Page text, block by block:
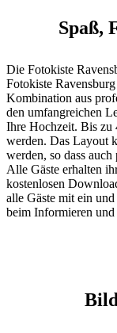
Spaß,
Die Fotokiste
Fotokiste
Kombination aus
den umfangreichen
Ihre Hochzeit. Bis zu
werden. Das Layout
werden, so dass
Alle Gäste erhalten
kostenlosen
alle Gäste mit ein
beim Informieren und